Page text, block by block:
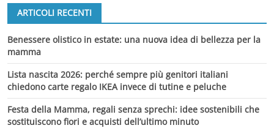
ARTICOLI RECENTI
Benessere olistico in estate: una nuova idea di bellezza per la
mamma
Lista nascita 2026: perché sempre più genitori italiani
chiedono carte regalo IKEA invece di tutine e peluche
Festa della Mamma, regali senza sprechi: idee sostenibili che
sostituiscono fiori e acquisti dell’ultimo minuto